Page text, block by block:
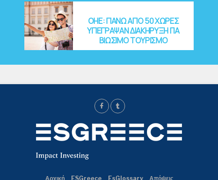
OHE: ΠΑΝΩ ΑΠΟ 50 ΧΩΡΕΣ
ΥΠΕΓΡΑΨΑΝ ΔΙΑΚΗΡΥΞΗ ΓΙΑ
ΒΙΩΣΙΜΟ ΤΟΥΡΙΣΜΟ
Αρχική ESGreece EsGlossary Απόψεις